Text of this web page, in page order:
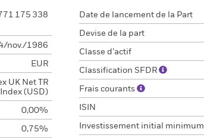
175 338
nov./1986
EUR
UK Net TR
Index (USD)
0,00%
0,75%
Date de lancement de la Part
Devise de la part
Classe d’actif
Classification SFDR
Frais courants
ISIN
Investissement initial minimum